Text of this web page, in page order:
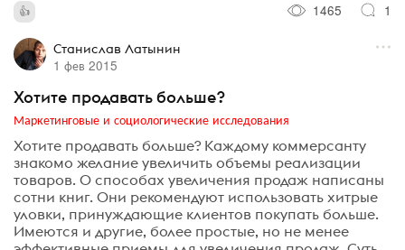
1465 1
Станислав Латынин
1 фев 2015
Хотите продавать больше?
Маркетинговые и социологические исследования
Хотите продавать больше? Каждому коммерсанту
знакомо желание увеличить объемы реализации
товаров. О способах увеличения продаж написаны
сотни книг. Они рекомендуют использовать хитрые
уловки, принуждающие клиентов покупать больше.
Имеются и другие, более простые, но не менее